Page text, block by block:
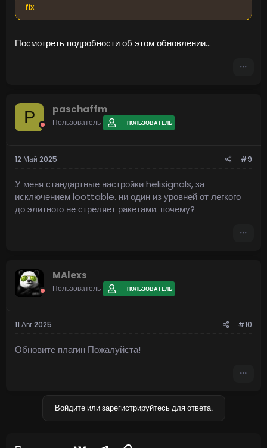
fix
Посмотреть подробности об этом обновлении...
P paschaffm
Пользователь ПОЛЬЗОВАТЕЛЬ
12 Май 2025 #9
У меня стандартные настройки helisignals, за
исключением loottable. ни один из уровней от легкого
до элитного не стреляет ракетами. почему?
MAlexs
Пользователь ПОЛЬЗОВАТЕЛЬ
11 Авг 2025 #10
Обновите плагин Пожалуйста!
Войдите или зарегистрируйтесь для ответа.